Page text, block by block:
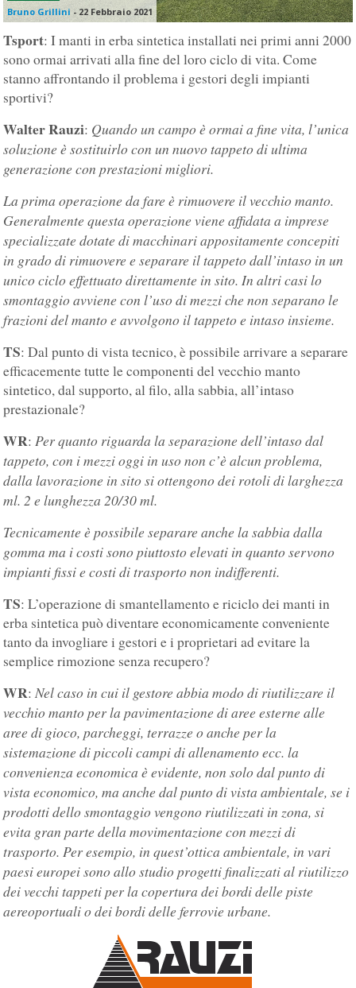
Bruno Grillini - 22 Febbraio 2021
Tsport: I manti in erba sintetica installati nei primi anni 2000
sono ormai arrivati alla fine del loro ciclo di vita. Come
stanno affrontando il problema i gestori degli impianti
sportivi?
Walter Rauzi: Quando un campo è ormai a fine vita, l’unica
soluzione è sostituirlo con un nuovo tappeto di ultima
generazione con prestazioni migliori.
La prima operazione da fare è rimuovere il vecchio manto.
Generalmente questa operazione viene affidata a imprese
specializzate dotate di macchinari appositamente concepiti
in grado di rimuovere e separare il tappeto dall’intaso in un
unico ciclo effettuato direttamente in sito. In altri casi lo
smontaggio avviene con l’uso di mezzi che non separano le
frazioni del manto e avvolgono il tappeto e intaso insieme.
TS: Dal punto di vista tecnico, è possibile arrivare a separare
efficacemente tutte le componenti del vecchio manto
sintetico, dal supporto, al filo, alla sabbia, all’intaso
prestazionale?
WR:Per quanto riguarda la separazione dell’intaso dal
tappeto, con i mezzi oggi in uso non c’è alcun problema,
dalla lavorazione in sito si ottengono dei rotoli di larghezza
ml. 2 e lunghezza 20/30 ml.
Tecnicamente è possibile separare anche la sabbia dalla
gomma ma i costi sono piuttosto elevati in quanto servono
impianti fissi e costi di trasporto non indifferenti.
TS: L’operazione di smantellamento e riciclo dei manti in
erba sintetica può diventare economicamente conveniente
tanto da invogliare i gestori e i proprietari ad evitare la
semplice rimozione senza recupero?
WR:Nel caso in cui il gestore abbia modo di riutilizzare il
vecchio manto per la pavimentazione di aree esterne alle
aree di gioco, parcheggi, terrazze o anche per la
sistemazione di piccoli campi di allenamento ecc. la
convenienza economica è evidente, non solo dal punto di
vista economico, ma anche dal punto di vista ambientale, se i
prodotti dello smontaggio vengono riutilizzati in zona, si
evita gran parte della movimentazione con mezzi di
trasporto. Per esempio, in quest’ottica ambientale, in vari
paesi europei sono allo studio progetti finalizzati al riutilizzo
dei vecchi tappeti per la copertura dei bordi delle piste
aereoportuali o dei bordi delle ferrovie urbane.